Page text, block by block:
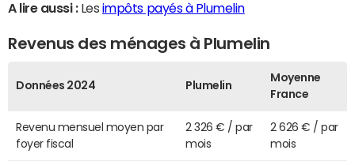
A lire aussi :Les impôts payés à Plumelin
Revenus des ménages à Plumelin
Données 2024 Plumelin
Moyenne
France
Revenu mensuel moyen par
foyer fiscal
2 326 € / par
mois
2 626 € / par
mois